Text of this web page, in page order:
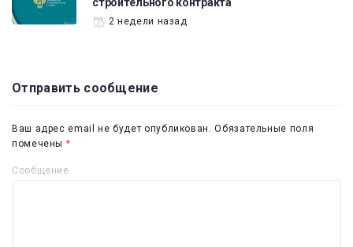
строительного контракта
2 недели назад
Отправить сообщение
Ваш адрес email не будет опубликован. Обязательные поля
помечены *
Сообщение